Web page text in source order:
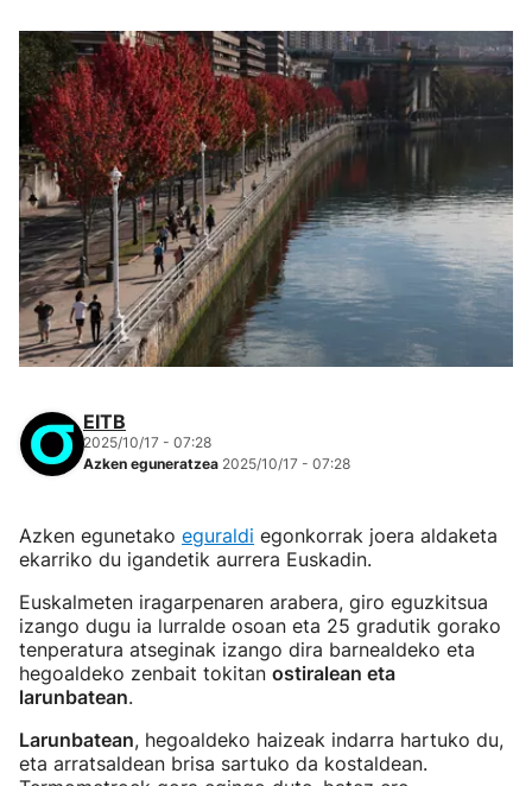
EITB
2025/10/17 - 07:28
Azken eguneratzea 2025/10/17 - 07:28
Azken egunetako eguraldi egonkorrak joera aldaketa
ekarriko du igandetik aurrera Euskadin.
Euskalmeten iragarpenaren arabera, giro eguzkitsua
izango dugu ia lurralde osoan eta 25 gradutik gorako
tenperatura atseginak izango dira barnealdeko eta
hegoaldeko zenbait tokitan ostiralean eta
larunbatean.
Larunbatean, hegoaldeko haizeak indarra hartuko du,
eta arratsaldean brisa sartuko da kostaldean.